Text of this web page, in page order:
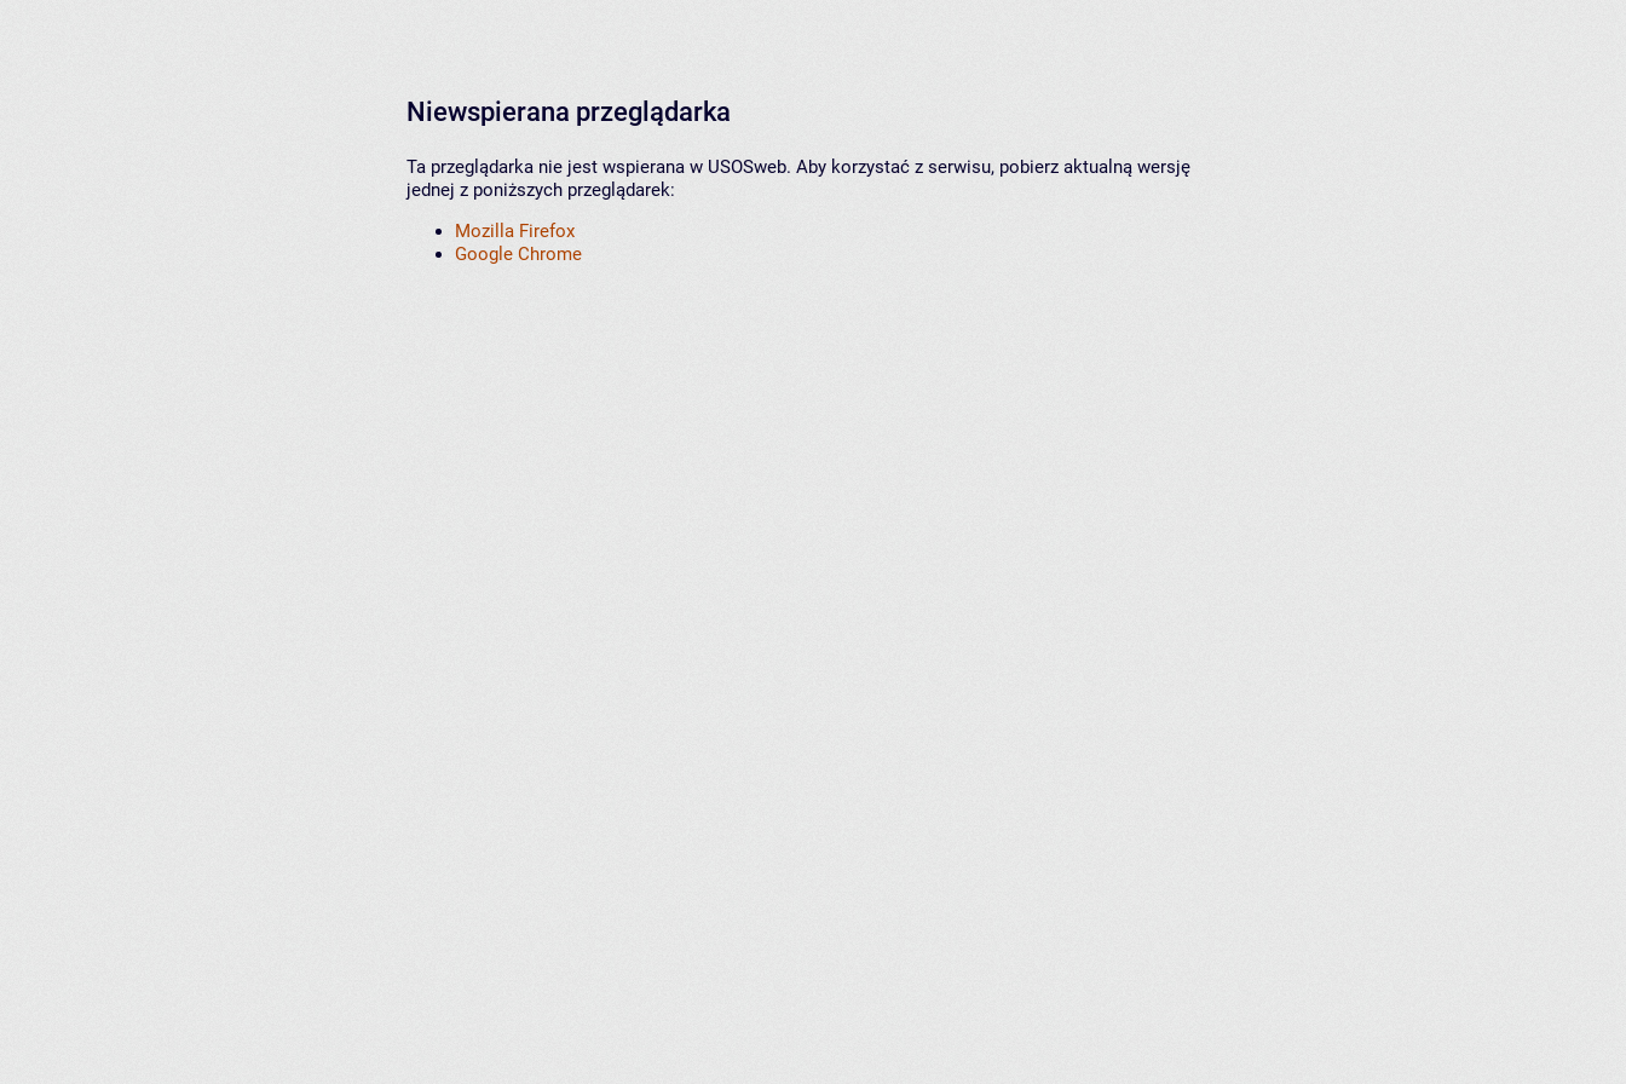
Niewspierana przeglądarka
Ta przeglądarka nie jest wspierana w USOSweb. Aby korzystać z serwisu, pobierz aktualną wersję
jednej z poniższych przeglądarek:
Mozilla Firefox
Google Chrome